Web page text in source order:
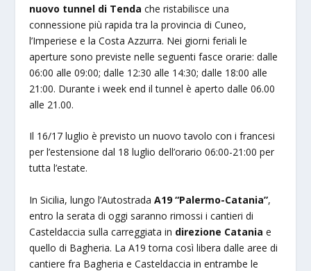
nuovo tunnel di Tenda che ristabilisce una
connessione più rapida tra la provincia di Cuneo,
l’Imperiese e la Costa Azzurra. Nei giorni feriali le
aperture sono previste nelle seguenti fasce orarie: dalle
06:00 alle 09:00; dalle 12:30 alle 14:30; dalle 18:00 alle
21:00. Durante i week end il tunnel è aperto dalle 06.00
alle 21.00.
Il 16/17 luglio è previsto un nuovo tavolo con i francesi
per l’estensione dal 18 luglio dell’orario 06:00-21:00 per
tutta l’estate.
In Sicilia, lungo l’AutostradaA19 “Palermo-Catania”,
entro la serata di oggi saranno rimossi i cantieri di
Casteldaccia sulla carreggiata in direzione Catania e
quello di Bagheria. La A19 torna così libera dalle aree di
cantiere fra Bagheria e Casteldaccia in entrambe le